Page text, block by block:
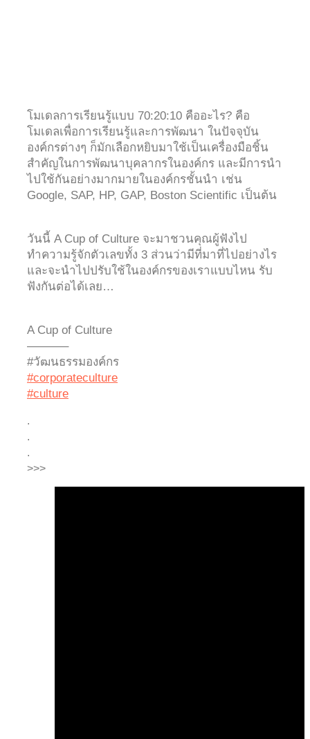
โมเดลการเรียนรู้แบบ 70:20:10 คืออะไร? คือ
โมเดลเพื่อการเรียนรู้และการพัฒนา ในปัจจุบัน
องค์กรต่างๆ ก็มักเลือกหยิบมาใช้เป็นเครื่องมือชิ้น
สำคัญในการพัฒนาบุคลากรในองค์กร และมีการนำ
ไปใช้กันอย่างมากมายในองค์กรชั้นนำ เช่น
Google, SAP, HP, GAP, Boston Scientific เป็นต้น
วันนี้ A Cup of Culture จะมาชวนคุณผู้ฟังไป
ทำความรู้จักตัวเลขทั้ง 3 ส่วนว่ามีที่มาที่ไปอย่างไร
และจะนำไปปรับใช้ในองค์กรของเราแบบไหน รับ
ฟังกันต่อได้เลย…
A Cup of Culture
———–
#วัฒนธรรมองค์กร
#corporateculture
#culture
.
.
.
>>>